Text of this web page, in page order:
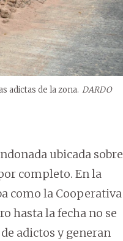
adictas de la zona. DARDO
ubicada sobre
completo. En la
como la Cooperativa
hasta la fecha no se
adictos y generan